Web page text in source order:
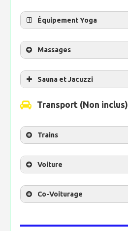
Équipement Yoga
Massages
Sauna et Jacuzzi
Transport (Non inclus)
Trains
Voiture
Co-Voiturage